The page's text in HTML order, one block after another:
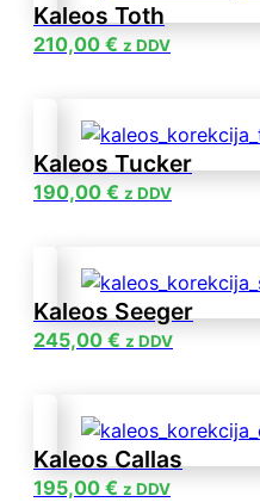
Kaleos Toth
210,00 € z DDV
Kaleos Tucker
190,00 € z DDV
Kaleos Seeger
245,00 € z DDV
Kaleos Callas
195,00 € z DDV